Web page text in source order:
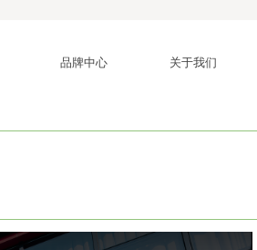
品牌中心 关于我们